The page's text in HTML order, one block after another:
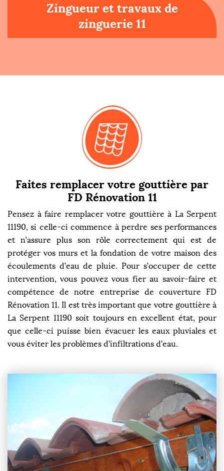
Zingueur et travaux de
zinguerie 11
Faites remplacer votre gouttière par
FD Rénovation 11
Pensez à faire remplacer votre gouttière à La Serpent
11190, si celle-ci commence à perdre ses performances
et n’assure plus son rôle correctement qui est de
protéger vos murs et la fondation de votre maison des
écoulements d’eau de pluie. Pour s’occuper de cette
intervention, vous pouvez vous fier au savoir-faire et
compétence de notre entreprise de couverture FD
Rénovation 11. Il est très important que votre gouttière à
La Serpent 11190 soit toujours en excellent état, pour
que celle-ci puisse bien évacuer les eaux pluviales et
vous éviter les problèmes d’infiltrations d’eau.